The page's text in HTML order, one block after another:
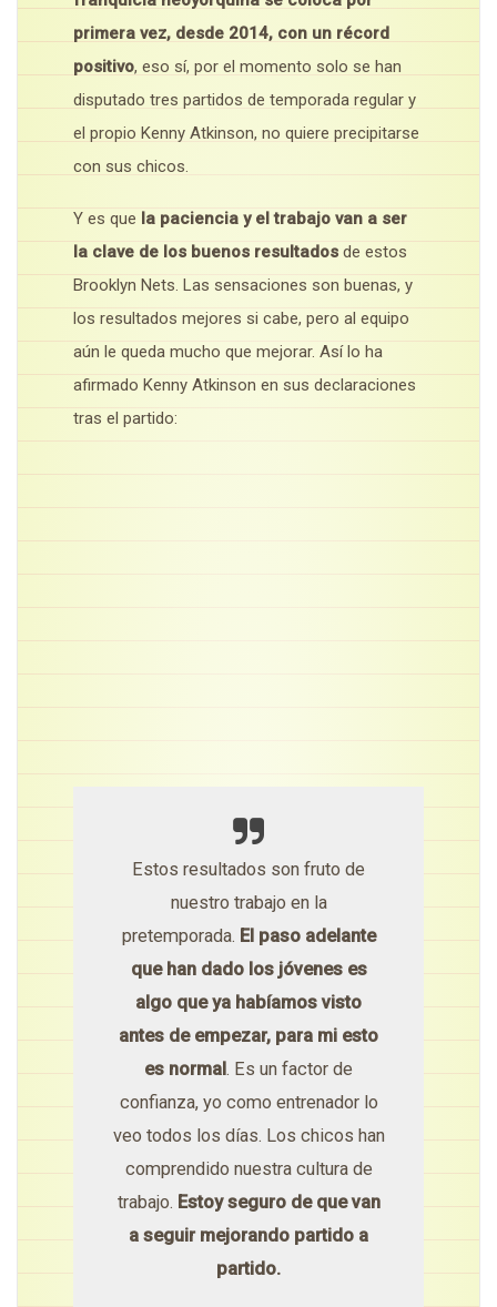
primera vez, desde 2014, con un récord
positivo, eso sí, por el momento solo se han
disputado tres partidos de temporada regular y
el propio Kenny Atkinson, no quiere precipitarse
con sus chicos.
Y es que la paciencia y el trabajo van a ser
la clave de los buenos resultados de estos
Brooklyn Nets. Las sensaciones son buenas, y
los resultados mejores si cabe, pero al equipo
aún le queda mucho que mejorar. Así lo ha
afirmado Kenny Atkinson en sus declaraciones
tras el partido:
Estos resultados son fruto de
nuestro trabajo en la
pretemporada. El paso adelante
que han dado los jóvenes es
algo que ya habíamos visto
antes de empezar, para mi esto
es normal . Es un factor de
confianza, yo como entrenador lo
veo todos los días. Los chicos han
comprendido nuestra cultura de
trabajo. Estoy seguro de que van
a seguir mejorando partido a
partido.